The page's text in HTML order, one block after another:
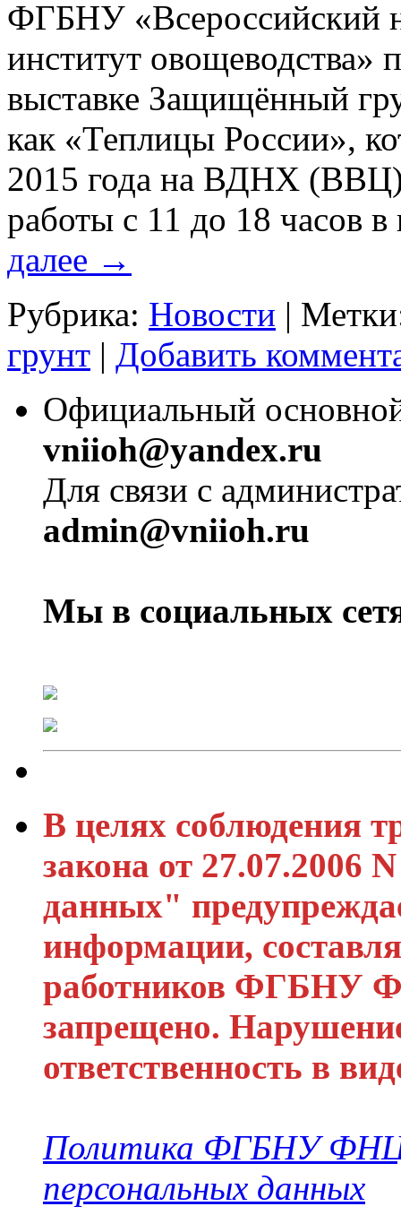
ФГБНУ «Всероссийский
институт овощеводства»
выставке Защищённый
как «Теплицы России»,
2015 года на ВДНХ
работы с 11 до 18 часов
далее →
Рубрика: Новости |
грунт | Добавить
Официальный
vniioh@yandex.ru
Для связи с
admin@vniioh.ru
Мы в социальных
В целях соблюдения
закона от 27.07.2006
данных"
информации,
работников ФГБНУ
запрещено.
ответственность в
Политика ФГБНУ
персональных данных